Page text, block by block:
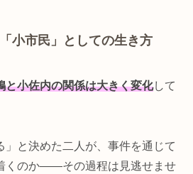
小市民」としての生き方
と小佐内の関係は大きく変化して
」と決めた二人が、事件を通じて
くのか――その過程は見逃せませ